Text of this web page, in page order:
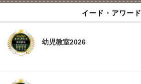
イード・アワード
幼児教室2026